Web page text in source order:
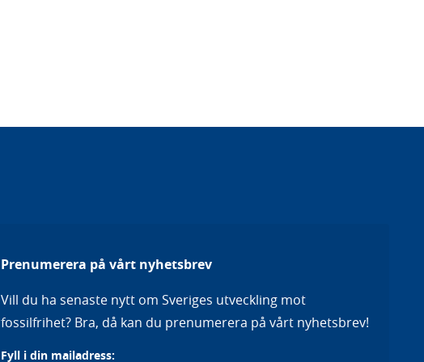
Prenumerera på vårt nyhetsbrev
Vill du ha senaste nytt om Sveriges utveckling mot
fossilfrihet? Bra, då kan du prenumerera på vårt nyhetsbrev!
Fyll i din mailadress: